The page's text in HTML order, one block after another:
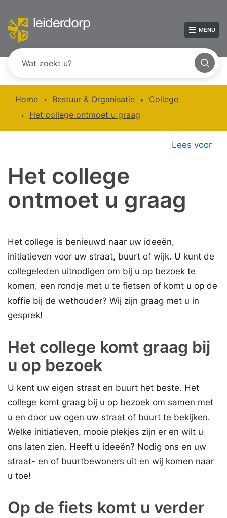
MENU
Home Bestuur & Organisatie
College
Het college ontmoet u graag
Lees voor
Het college
ontmoet u graag
Het college is benieuwd naar uw ideeën,
initiatieven voor uw straat, buurt of wijk. U kunt de
collegeleden uitnodigen om bij u op bezoek te
komen, een rondje met u te fietsen of komt u op de
koffie bij de wethouder? Wij zijn graag met u in
gesprek!
Het college komt graag bij
u op bezoek
U kent uw eigen straat en buurt het beste. Het
college komt graag bij u op bezoek om samen met
u en door uw ogen uw straat of buurt te bekijken.
Welke initiatieven, mooie plekjes zijn er en wilt u
ons laten zien. Heeft u ideeën? Nodig ons en uw
straat- en of buurtbewoners uit en wij komen naar
u toe!
Op de fiets komt u verder